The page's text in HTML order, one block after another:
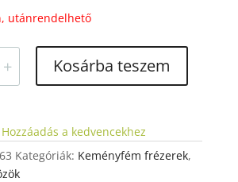
utánrendelhető
+ Kosárba teszem
Hozzáadás a kedvencekhez
Kategóriák: Keményfém frézerek,